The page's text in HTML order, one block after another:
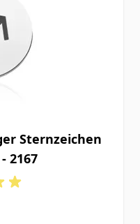
Sternzeichen
2167